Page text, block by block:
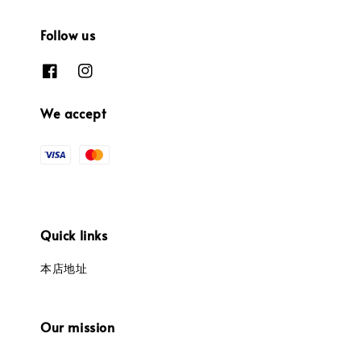
Follow us
We accept
Quick links
本店地址
Our mission